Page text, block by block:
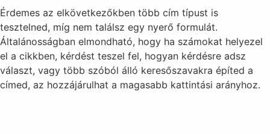
Érdemes az elkövetkezőkben több cím típust is
tesztelned, míg nem találsz egy nyerő formulát.
Általánosságban elmondható, hogy ha számokat helyezel
el a cikkben, kérdést teszel fel, hogyan kérdésre adsz
választ, vagy több szóból álló keresőszavakra építed a
címed, az hozzájárulhat a magasabb kattintási arányhoz.